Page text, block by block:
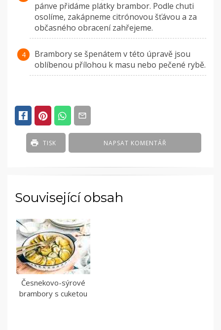
pánve přidáme plátky brambor. Podle chuti
osolíme, zakápneme citrónovou šťávou a za
občasného obracení zahřejeme.
Brambory se špenátem v této úpravě jsou
oblíbenou přílohou k masu nebo pečené rybě.
NAPSAT KOMENTÁŘ
TISK
Související obsah
Česnekovo-sýrové
brambory s cuketou